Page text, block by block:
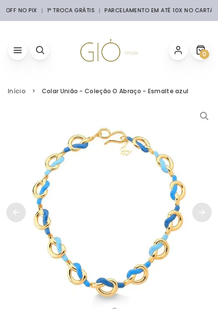
OFF NO PIX 1ª TROCA GRÁTIS PARCELAMENTO EM ATÉ 10X NO CARTÃO
0
Início Colar União - Coleção O Abraço - Esmalte azul